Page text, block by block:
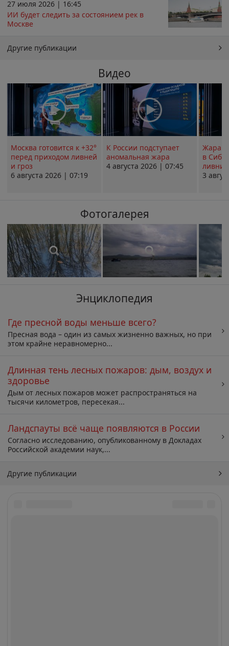
27 июля 2026 | 16:45
ИИ будет следить за состоянием рек в
Москве
Другие публикации
Видео
Москва готовится к +32°
перед приходом ливней
и гроз
6 августа 2026 | 07:19
К России подступает
аномальная жара
4 августа 2026 | 07:45
Жара в
в
ливни
3
Фотогалерея
Энциклопедия
Где пресной воды меньше всего?
Пресная вода – один из самых жизненно важных, но при
этом крайне неравномерно...
Длинная тень лесных пожаров: дым, воздух и
здоровье
Дым от лесных пожаров может распространяться на
тысячи километров, пересекая...
Ландспауты всё чаще появляются в России
Согласно исследованию, опубликованному в Докладах
Российской академии наук,...
Другие публикации